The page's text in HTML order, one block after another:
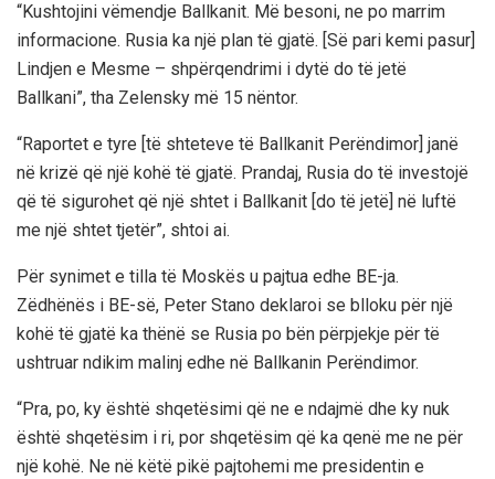
“Kushtojini vëmendje Ballkanit. Më besoni, ne po marrim
informacione. Rusia ka një plan të gjatë. [Së pari kemi pasur]
Lindjen e Mesme – shpërqendrimi i dytë do të jetë
Ballkani”, tha Zelensky më 15 nëntor.
“Raportet e tyre [të shteteve të Ballkanit Perëndimor] janë
në krizë që një kohë të gjatë. Prandaj, Rusia do të investojë
që të sigurohet që një shtet i Ballkanit [do të jetë] në luftë
me një shtet tjetër”, shtoi ai.
Për synimet e tilla të Moskës u pajtua edhe BE-ja.
Zëdhënës i BE-së, Peter Stano deklaroi se blloku për një
kohë të gjatë ka thënë se Rusia po bën përpjekje për të
ushtruar ndikim malinj edhe në Ballkanin Perëndimor.
“Pra, po, ky është shqetësimi që ne e ndajmë dhe ky nuk
është shqetësim i ri, por shqetësim që ka qenë me ne për
një kohë. Ne në këtë pikë pajtohemi me presidentin e